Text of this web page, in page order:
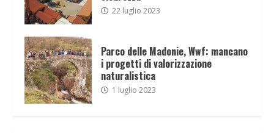
22 luglio 2023
Parco delle Madonie, Wwf: mancano
i progetti di valorizzazione
naturalistica
1 luglio 2023